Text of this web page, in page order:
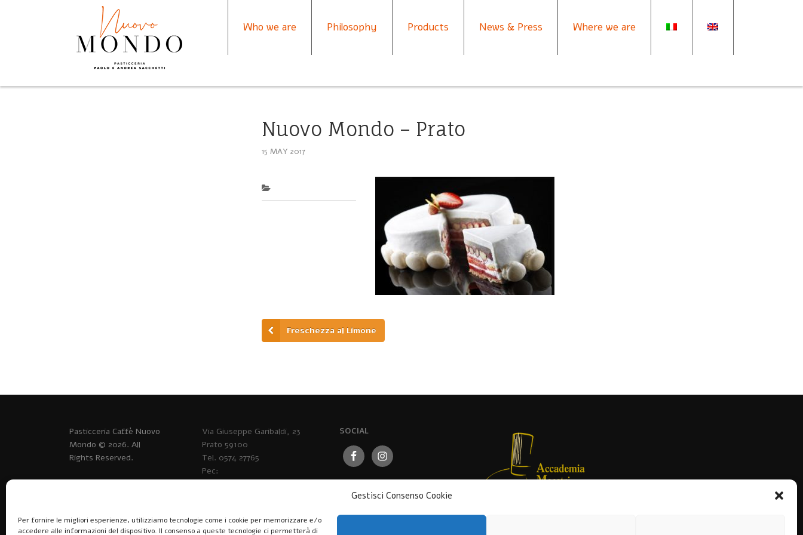
Gestisci Consenso Cookie
Per fornire le migliori esperienze, utilizziamo tecnologie come i cookie per memorizzare e/o
accedere alle informazioni del dispositivo. Il consenso a queste tecnologie ci permetterà di
Who we are Philosophy Products News & Press Where we are
Nuovo Mondo – Prato
15 MAY 2017
Freschezza al Limone
Via Giuseppe Garibaldi, 23
Prato 59100
Tel. 0574 27765
Pec:
SOCIAL
Pasticceria Caffè Nuovo
Mondo © 2026. All
Rights Reserved.